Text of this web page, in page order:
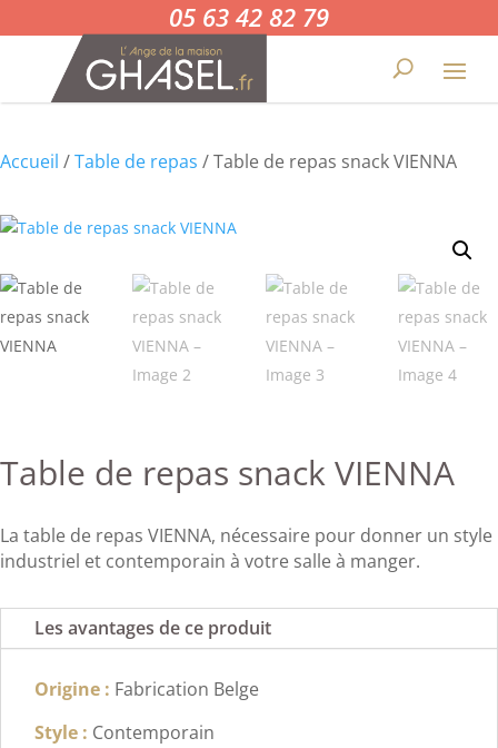
05 63 42 82 79
Accueil /Table de repas / Table de repas snack VIENNA
Table de repas snack VIENNA
La table de repas VIENNA, nécessaire pour donner un style
industriel et contemporain à votre salle à manger.
Les avantages de ce produit
Origine : Fabrication Belge
Style : Contemporain